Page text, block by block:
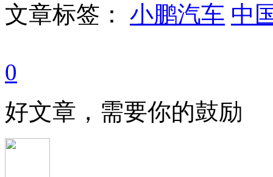
文章标签： 小鹏汽车 中
0
好文章，需要你的鼓励